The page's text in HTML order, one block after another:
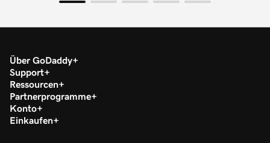
Über GoDaddy
Support
Ressourcen
Partnerprogramme
Konto
Einkaufen